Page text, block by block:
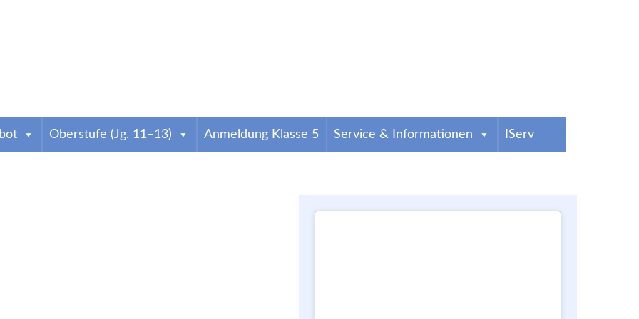
Oberstufe (Jg. 11–13) Anmeldung Klasse 5 Service & Informationen IServ